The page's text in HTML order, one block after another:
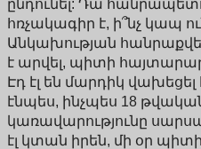
ընդունել: Դա
հռչակագիր է, ի՞նչ կապ
Անկախության
է արվել, պիտի
Էդ էլ են մարդիկ
էնպես, ինչպես 18
կառավարությունը
էլ կտան իրեն, մի օր